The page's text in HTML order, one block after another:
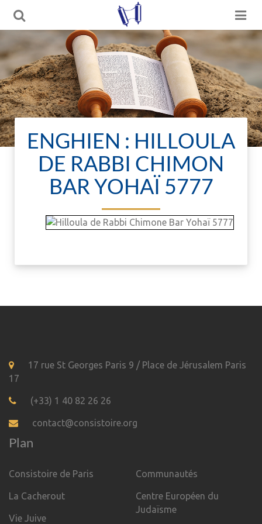
ENGHIEN : HILLOULA
DE RABBI CHIMON
BAR YOHAÏ 5777
17 rue St Georges Paris 9 / Place de Jérusalem Paris
17
(+33) 1 40 82 26 26
contact@consistoire.org
Plan
Consistoire de Paris
La Cacherout
Vie Juive
Communautés
Centre Européen du
Judaïsme